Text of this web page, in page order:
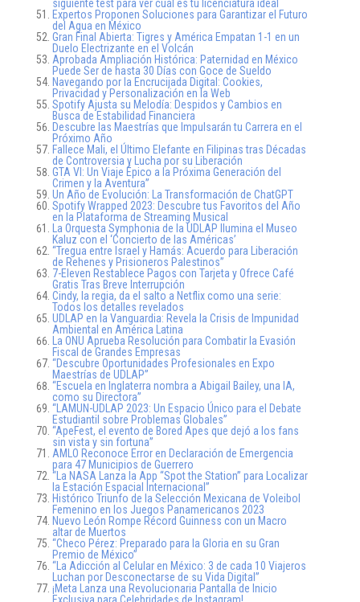
siguiente test para ver cuál es tu licenciatura ideal
Expertos Proponen Soluciones para Garantizar el Futuro
del Agua en México
Gran Final Abierta: Tigres y América Empatan 1-1 en un
Duelo Electrizante en el Volcán
Aprobada Ampliación Histórica: Paternidad en México
Puede Ser de hasta 30 Días con Goce de Sueldo
Navegando por la Encrucijada Digital: Cookies,
Privacidad y Personalización en la Web
Spotify Ajusta su Melodía: Despidos y Cambios en
Busca de Estabilidad Financiera
Descubre las Maestrías que Impulsarán tu Carrera en el
Próximo Año
Fallece Mali, el Último Elefante en Filipinas tras Décadas
de Controversia y Lucha por su Liberación
GTA VI: Un Viaje Épico a la Próxima Generación del
Crimen y la Aventura”
Un Año de Evolución: La Transformación de ChatGPT
Spotify Wrapped 2023: Descubre tus Favoritos del Año
en la Plataforma de Streaming Musical
La Orquesta Symphonia de la UDLAP Ilumina el Museo
Kaluz con el ‘Concierto de las Américas’
“Tregua entre Israel y Hamás: Acuerdo para Liberación
de Rehenes y Prisioneros Palestinos”
7-Eleven Restablece Pagos con Tarjeta y Ofrece Café
Gratis Tras Breve Interrupción
Cindy, la regia, da el salto a Netflix como una serie:
Todos los detalles revelados
UDLAP en la Vanguardia: Revela la Crisis de Impunidad
Ambiental en América Latina
La ONU Aprueba Resolución para Combatir la Evasión
Fiscal de Grandes Empresas
“Descubre Oportunidades Profesionales en Expo
Maestrías de UDLAP”
“Escuela en Inglaterra nombra a Abigail Bailey, una IA,
como su Directora”
“LAMUN-UDLAP 2023: Un Espacio Único para el Debate
Estudiantil sobre Problemas Globales”
“ApeFest, el evento de Bored Apes que dejó a los fans
sin vista y sin fortuna”
AMLO Reconoce Error en Declaración de Emergencia
para 47 Municipios de Guerrero
“La NASA Lanza la App “Spot the Station” para Localizar
la Estación Espacial Internacional”
Histórico Triunfo de la Selección Mexicana de Voleibol
Femenino en los Juegos Panamericanos 2023
Nuevo León Rompe Récord Guinness con un Macro
altar de Muertos
“Checo Pérez: Preparado para la Gloria en su Gran
Premio de México”
“La Adicción al Celular en México: 3 de cada 10 Viajeros
Luchan por Desconectarse de su Vida Digital”
¡Meta Lanza una Revolucionaria Pantalla de Inicio